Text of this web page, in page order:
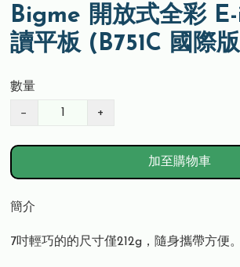
Bigme 開放式全彩
讀平板 (B751C 國際
數量
− +
加至購物車
簡介
7吋輕巧的的尺寸僅212g，隨身攜帶方便。